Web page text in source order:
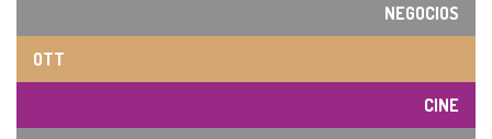
NEGOCIOS
OTT
CINE